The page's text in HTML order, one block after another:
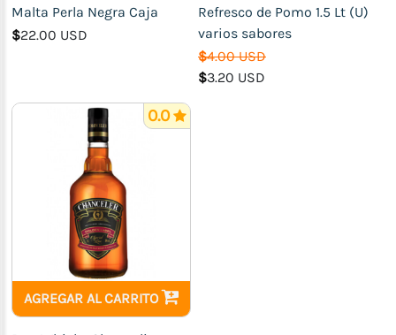
Malta Perla Negra Caja
$22.00 USD
Refresco de Pomo 1.5 Lt (U)
varios sabores
$4.00 USD
$3.20 USD
AGREGAR AL CARRITO
0.0